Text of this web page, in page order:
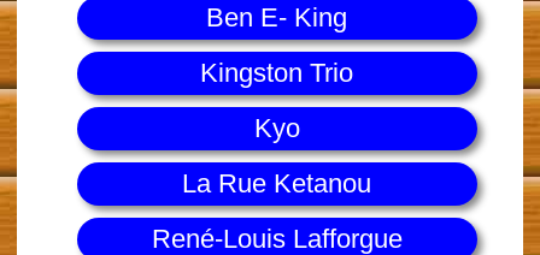
Ben E- King
Kingston Trio
Kyo
La Rue Ketanou
René-Louis Lafforgue